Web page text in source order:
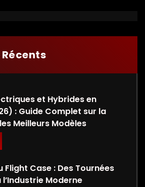
et Hybrides en
: Guide Complet sur la
Meilleurs Modèles
Flight Case : Des Tournées
Moderne